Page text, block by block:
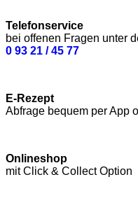
Telefonservice
bei offenen Fragen unter
0 93 21 / 45 77
E-Rezept
Abfrage bequem per App
Onlineshop
mit Click & Collect Option